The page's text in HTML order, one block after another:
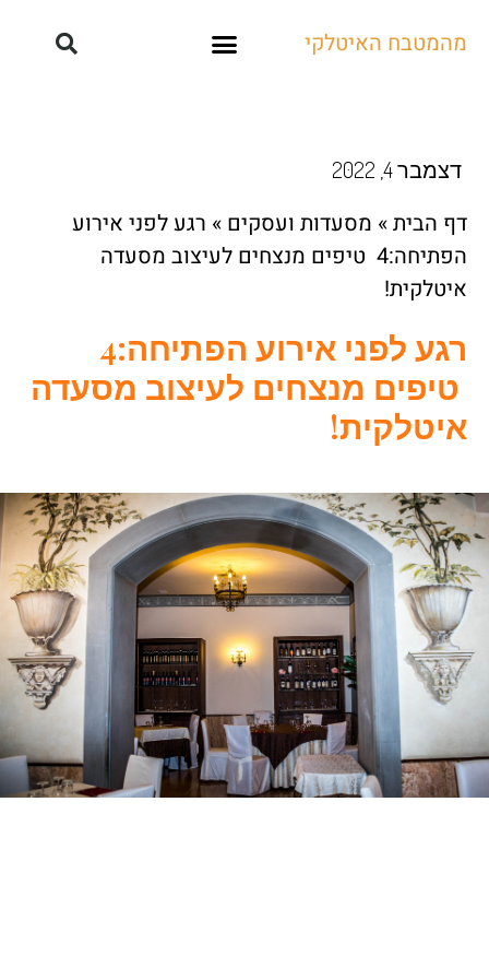
מהמטבח האיטלקי
דצמבר 4, 2022
דף הבית»מסעדות ועסקים» רגע לפני אירוע
הפתיחה:4 טיפים מנצחים לעיצוב מסעדה
איטלקית!
רגע לפני אירוע הפתיחה:4
טיפים מנצחים לעיצוב מסעדה
איטלקית!